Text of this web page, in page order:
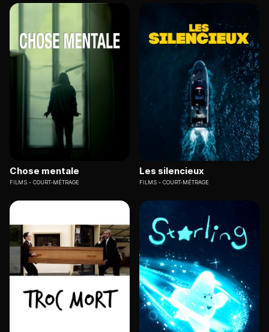
Chose mentale
FILMS COURT-MÉTRAGE
Les silencieux
FILMS COURT-MÉTRAGE